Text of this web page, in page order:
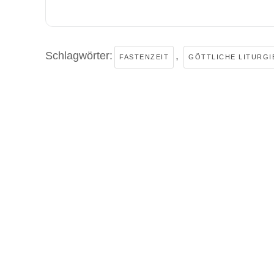
Schlagwörter: FASTENZEIT , GÖTTLICHE